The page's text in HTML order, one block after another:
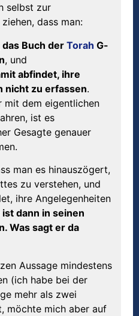
selbst zur
dass man:
Buch der Torah G-
, und
abfindet, ihre
nicht zu erfassen.
mit dem eigentlichen
ist es
Gesagte genauer
man es hinauszögert,
zu verstehen, und
ihre Angelegenheiten
ist dann in seinen
Was sagt er da
Aussage mindestens
(ich habe bei der
mehr als zwei
möchte mich aber auf